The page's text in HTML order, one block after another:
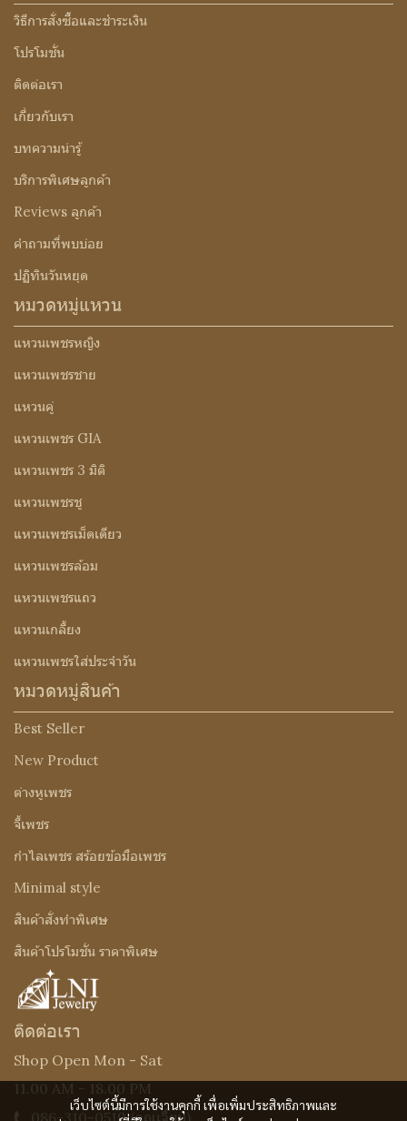
เว็บไซต์นี้มีการใช้งานคุกกี้ เพื่อเพิ่มประสิทธิภาพและ
วิธีการสั่งซื้อและชำระเงิน
โปรโมชั่น
ติดต่อเรา
เกี่ยวกับเรา
บทความน่ารู้
บริการพิเศษลูกค้า
Reviews ลูกค้า
คำถามที่พบบ่อย
ปฏิทินวันหยุด
หมวดหมู่แหวน
แหวนเพชรหญิง
แหวนเพชรชาย
แหวนคู่
แหวนเพชร GIA
แหวนเพชร 3 มิติ
แหวนเพชรชู
แหวนเพชรเม็ดเดียว
แหวนเพชรล้อม
แหวนเพชรแถว
แหวนเกลี้ยง
แหวนเพชรใส่ประจำวัน
หมวดหมู่สินค้า
Best Seller
New Product
ต่างหูเพชร
จี้เพชร
กำไลเพชร สร้อยข้อมือเพชร
Minimal style
สินค้าสั่งทำพิเศษ
สินค้าโปรโมชั่น ราคาพิเศษ
ติดต่อเรา
Shop Open Mon - Sat
11.00 AM - 18.00 PM